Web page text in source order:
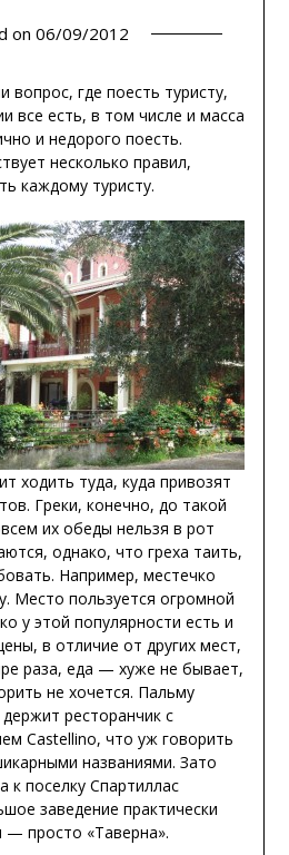
on 06/09/2012
вопрос, где поесть туристу,
все есть, в том числе и масса
и недорого поесть.
несколько правил,
каждому туристу.
ходить туда, куда привозят
Греки, конечно, до такой
их обеды нельзя в рот
однако, что греха таить,
Например, местечко
Место пользуется огромной
у этой популярности есть и
в отличие от других мест,
раза, еда — хуже не бывает,
не хочется. Пальму
ресторанчик с
Castellino, что уж говорить
названиями. Зато
к поселку Спартиллас
заведение практически
просто «Таверна».